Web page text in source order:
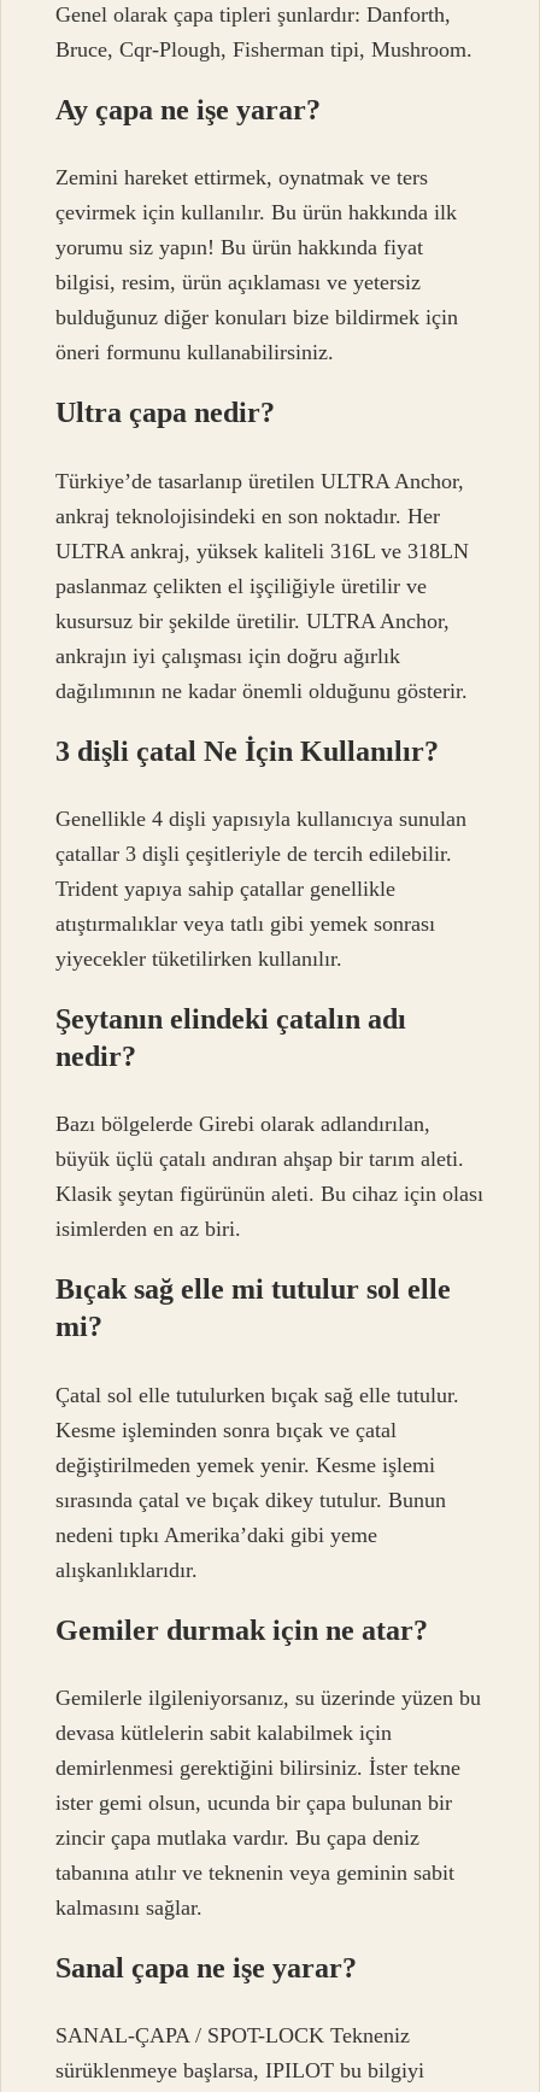
Genel olarak çapa tipleri şunlardır: Danforth,
Bruce, Cqr-Plough, Fisherman tipi, Mushroom.
Ay çapa ne işe yarar?
Zemini hareket ettirmek, oynatmak ve ters
çevirmek için kullanılır. Bu ürün hakkında ilk
yorumu siz yapın! Bu ürün hakkında fiyat
bilgisi, resim, ürün açıklaması ve yetersiz
bulduğunuz diğer konuları bize bildirmek için
öneri formunu kullanabilirsiniz.
Ultra çapa nedir?
Türkiye’de tasarlanıp üretilen ULTRA Anchor,
ankraj teknolojisindeki en son noktadır. Her
ULTRA ankraj, yüksek kaliteli 316L ve 318LN
paslanmaz çelikten el işçiliğiyle üretilir ve
kusursuz bir şekilde üretilir. ULTRA Anchor,
ankrajın iyi çalışması için doğru ağırlık
dağılımının ne kadar önemli olduğunu gösterir.
3 dişli çatal Ne İçin Kullanılır?
Genellikle 4 dişli yapısıyla kullanıcıya sunulan
çatallar 3 dişli çeşitleriyle de tercih edilebilir.
Trident yapıya sahip çatallar genellikle
atıştırmalıklar veya tatlı gibi yemek sonrası
yiyecekler tüketilirken kullanılır.
Şeytanın elindeki çatalın adı
nedir?
Bazı bölgelerde Girebi olarak adlandırılan,
büyük üçlü çatalı andıran ahşap bir tarım aleti.
Klasik şeytan figürünün aleti. Bu cihaz için olası
isimlerden en az biri.
Bıçak sağ elle mi tutulur sol elle
mi?
Çatal sol elle tutulurken bıçak sağ elle tutulur.
Kesme işleminden sonra bıçak ve çatal
değiştirilmeden yemek yenir. Kesme işlemi
sırasında çatal ve bıçak dikey tutulur. Bunun
nedeni tıpkı Amerika’daki gibi yeme
alışkanlıklarıdır.
Gemiler durmak için ne atar?
Gemilerle ilgileniyorsanız, su üzerinde yüzen bu
devasa kütlelerin sabit kalabilmek için
demirlenmesi gerektiğini bilirsiniz. İster tekne
ister gemi olsun, ucunda bir çapa bulunan bir
zincir çapa mutlaka vardır. Bu çapa deniz
tabanına atılır ve teknenin veya geminin sabit
kalmasını sağlar.
Sanal çapa ne işe yarar?
SANAL-ÇAPA / SPOT-LOCK Tekneniz
sürüklenmeye başlarsa, IPILOT bu bilgiyi